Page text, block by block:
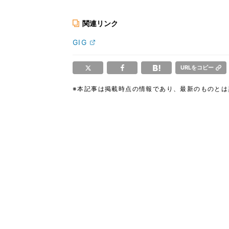
関連リンク
GIG
URLをコピー
※本記事は掲載時点の情報であり、最新のものと